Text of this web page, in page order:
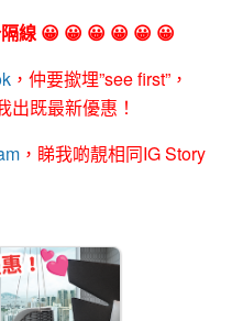
線 😀 😀 😀 😀 😀 😀
，仲要撳埋”see first”，
出既最新優惠！
，睇我啲靚相同IG Story